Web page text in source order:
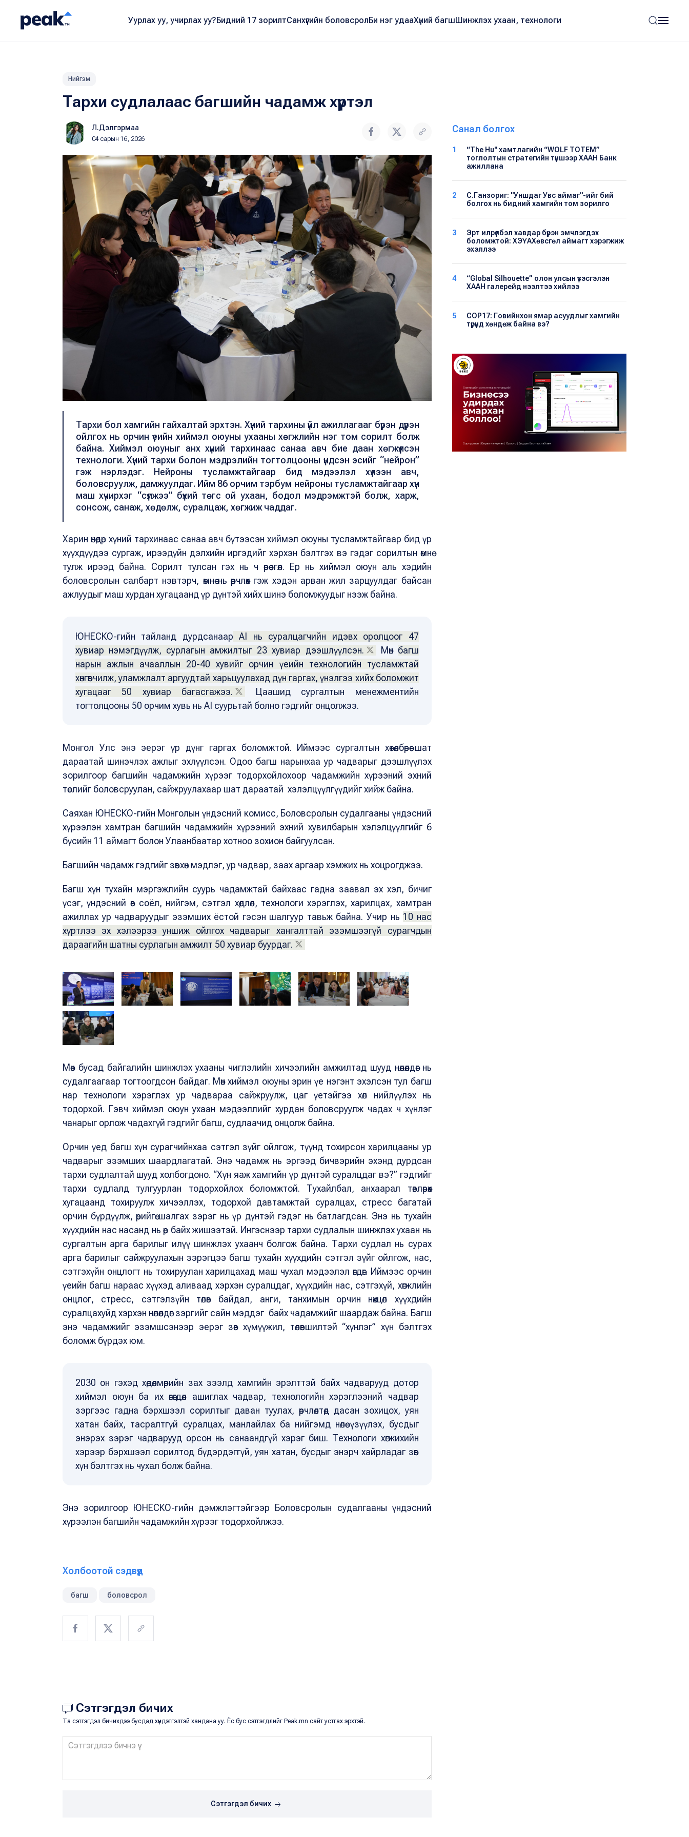
Уурлах уу, учирлах уу?Бидний 17 зорилтСанхүүгийн боловсролБи нэг удааХүний багшШинжлэх ухаан, технологи
Нийгэм
Тархи судлалаас багшийн чадамж хүртэл
Л.Дэлгэрмаа
04 сарын 16, 2026
Тархи бол хамгийн гайхалтай эрхтэн. Хүний тархины үйл ажиллагааг бүрэн дүүрэн
ойлгох нь орчин үеийн хиймэл оюуны ухааны хөгжлийн нэг том сорилт болж
байна. Хиймэл оюуныг анх хүний тархинаас санаа авч бие даан хөгжүүлсэн
технологи. Хүний тархи болон мэдрэлийн тогтолцооны үндсэн эсийг “нейрон”
гэж нэрлэдэг. Нейроны тусламжтайгаар бид мэдээлэл хүлээн авч,
боловсруулж, дамжуулдаг. Ийм 86 орчим тэрбум нейроны тусламжтайгаар хүн
маш хүчирхэг “сүлжээ” бүхий төгс ой ухаан, бодол мэдрэмжтэй болж, харж,
сонсож, санаж, хөдөлж, суралцаж, хөгжиж чаддаг.
Харин өнөөдөр хүний тархинаас санаа авч бүтээсэн хиймэл оюуны тусламжтайгаар бид үр
хүүхдүүдээ сургаж, ирээдүйн дэлхийн иргэдийг хэрхэн бэлтгэх вэ гэдэг сорилтын өмнө
тулж ирээд байна. Сорилт тулсан гэх нь ч өрөөсгөл. Ер нь хиймэл оюун аль хэдийн
боловсролын салбарт нэвтэрч, өмнө нь өөрчлөх гэж хэдэн арван жил зарцуулдаг байсан
ажлуудыг маш хурдан хугацаанд үр дүнтэй хийх шинэ боломжуудыг нээж байна.
ЮНЕСКО-гийн тайланд дурдсанаар АI нь суралцагчийн идэвх оролцоог 47
хувиар нэмэгдүүлж, сурлагын амжилтыг 23 хувиар дээшлүүлсэн.
Мөн багш
нарын ажлын ачааллын 20-40 хувийг орчин үеийн технологийн тусламжтай
хөнгөвчилж, уламжлалт аргуудтай харьцуулахад дүн гаргах, үнэлгээ хийх боломжит
хугацааг 50 хувиар багасгажээ.
Цаашид сургалтын менежментийн
тогтолцооны 50 орчим хувь нь AI суурьтай болно гэдгийг онцолжээ.
Монгол Улс энэ эерэг үр дүнг гаргах боломжтой. Иймээс сургалтын хөтөлбөрөө шат
дараатай шинэчлэх ажлыг эхлүүлсэн. Одоо багш нарынхаа ур чадварыг дээшлүүлэх
зорилгоор багшийн чадамжийн хүрээг тодорхойлохоор чадамжийн хүрээний эхний
төслийг боловсруулан, сайжруулахаар шат дараатай хэлэлцүүлгүүдийг хийж байна.
Саяхан ЮНЕСКО-гийн Монголын үндэсний комисс, Боловсролын судалгааны үндэсний
хүрээлэн хамтран багшийн чадамжийн хүрээний эхний хувилбарын хэлэлцүүлгийг 6
бүсийн 11 аймагт болон Улаанбаатар хотноо зохион байгуулсан.
Багшийн чадамж гэдгийг зөвхөн мэдлэг, ур чадвар, заах аргаар хэмжих нь хоцрогджээ.
Багш хүн тухайн мэргэжлийн суурь чадамжтай байхаас гадна заавал эх хэл, бичиг
үсэг, үндэсний өв соёл, нийгэм, сэтгэл хөдлөл, технологи хэрэглэх, харилцах, хамтран
ажиллах ур чадваруудыг эзэмших ёстой гэсэн шалгуур тавьж байна. Учир нь 10 нас
хүртлээ эх хэлээрээ уншиж ойлгох чадварыг хангалттай эзэмшээгүй сурагчдын
дараагийн шатны сурлагын амжилт 50 хувиар буурдаг.
Мөн бусад байгалийн шинжлэх ухааны чиглэлийн хичээлийн амжилтад шууд нөлөөлдөг нь
судалгаагаар тогтоогдсон байдаг. Мөн хиймэл оюуны эрин үе нэгэнт эхэлсэн тул багш
нар технологи хэрэглэх ур чадвараа сайжруулж, цаг үетэйгээ хөл нийлүүлэх нь
тодорхой. Гэвч хиймэл оюун ухаан мэдээллийг хурдан боловсруулж чадах ч хүнлэг
чанарыг орлож чадахгүй гэдгийг багш, судлаачид онцолж байна.
Орчин үед багш хүн сурагчийнхаа сэтгэл зүйг ойлгож, түүнд тохирсон харилцааны ур
чадварыг эзэмших шаардлагатай. Энэ чадамж нь эргээд бичвэрийн эхэнд дурдсан
тархи судлалтай шууд холбогдоно. “Хүн яаж хамгийн үр дүнтэй суралцдаг вэ?” гэдгийг
тархи судлалд тулгуурлан тодорхойлох боломжтой. Тухайлбал, анхаарал төвлөрөх
хугацаанд тохируулж хичээллэх, тодорхой давтамжтай суралцах, стресс багатай
орчин бүрдүүлж, өөрийгөө шалгах зэрэг нь үр дүнтэй гэдэг нь батлагдсан. Энэ нь тухайн
хүүхдийн нас насанд нь өөр байх жишээтэй. Ингэснээр тархи судлалын шинжлэх ухаан нь
сургалтын арга барилыг илүү шинжлэх ухаанч болгож байна. Тархи судлал нь сурах
арга барилыг сайжруулахын зэрэгцээ багш тухайн хүүхдийн сэтгэл зүйг ойлгож, нас,
сэтгэхүйн онцлогт нь тохируулан харилцахад маш чухал мэдээлэл өгдөг. Иймээс орчин
үеийн багш нараас хүүхэд аливаад хэрхэн суралцдаг, хүүхдийн нас, сэтгэхүй, хөгжлийн
онцлог, стресс, сэтгэлзүйн төлөв байдал, анги, танхимын орчин нөхцөл хүүхдийн
суралцахуйд хэрхэн нөлөөлдөг зэргийг сайн мэддэг байх чадамжийг шаардаж байна. Багш
энэ чадамжийг эзэмшсэнээр эерэг зөв хүмүүжил, төлөвшилтэй “хүнлэг” хүн бэлтгэх
боломж бүрдэх юм.
2030 он гэхэд хөдөлмөрийн зах зээлд хамгийн эрэлттэй байх чадварууд дотор
хиймэл оюун ба их өгөгдөл ашиглах чадвар, технологийн хэрэглээний чадвар
зэргээс гадна бэрхшээл сорилтыг даван туулах, өөрчлөлтөд дасан зохицох, уян
хатан байх, тасралтгүй суралцах, манлайлах ба нийгэмд нөлөө үзүүлэх, бусдыг
энэрэх зэрэг чадварууд орсон нь санаандгүй хэрэг биш. Технологи хөгжихийн
хэрээр бэрхшээл сорилтод бүдэрдэггүй, уян хатан, бусдыг энэрч хайрладаг зөв
хүн бэлтгэх нь чухал болж байна.
Энэ зорилгоор ЮНЕСКО-гийн дэмжлэгтэйгээр Боловсролын судалгааны үндэсний
хүрээлэн багшийн чадамжийн хүрээг тодорхойлжээ.
Холбоотой сэдвүүд
багш боловсрол
Сэтгэгдэл бичих
Та сэтгэгдэл бичихдээ бусдад хүндэтгэлтэй хандана уу. Ёс бус сэтгэгдлийг Peak.mn сайт устгах эрхтэй.
Сэтгэгдэл бичих
Санал болгох
1
“The Hu" хамтлагийн “WOLF TOTEM”
тоглолтын стратегийн түншээр ХААН Банк
ажиллана
2
С.Ганзориг: "Уншдаг Увс аймаг"-ийг бий
болгох нь бидний хамгийн том зорилго
3
Эрт илрүүлбэл хавдар бүрэн эмчлэгдэх
боломжтой: ХЭҮА​Хөвсгөл аймагт хэрэгжиж
эхэллээ
4
“Global Silhouette” олон улсын үзэсгэлэн
ХААН галерейд нээлтээ хийлээ
5
COP17: Говийнхон ямар асуудлыг хамгийн
түрүүнд хөндөж байна вэ?